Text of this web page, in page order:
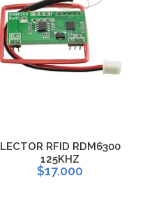
LECTOR RFID RDM6300
125KHZ
$17.000